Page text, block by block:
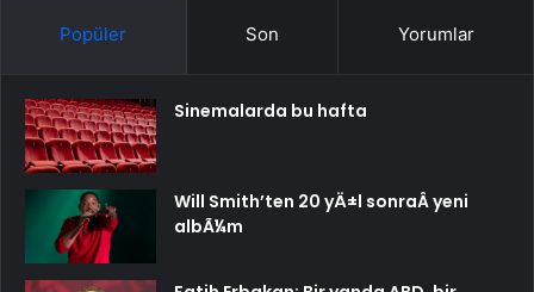
Popüler Son Yorumlar
Sinemalarda bu hafta
Will Smith’ten 20 yÄ±l sonraÂ yeni
albÃ¼m